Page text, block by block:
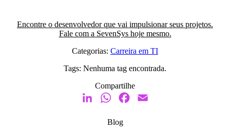
Encontre o desenvolvedor que vai impulsionar seus projetos.
Fale com a SevenSys hoje mesmo.
Categorias: Carreira em TI
Tags: Nenhuma tag encontrada.
Compartilhe
LinkedInWhatsAppFacebook
Blog